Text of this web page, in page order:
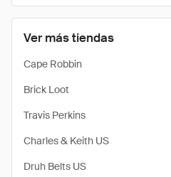
Ver más tiendas
Cape Robbin
Brick Loot
Travis Perkins
Charles & Keith US
Druh Belts US